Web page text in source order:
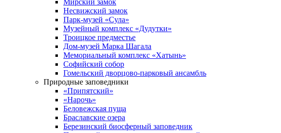
Мирский замок
Несвижский замок
Парк-музей «Сула»
Музейный комплекс «Дудутки»
Троицкое предместье
Дом-музей Марка Шагала
Мемориальный комплекс «Хатынь»
Софийский собор
Гомельский дворцово-парковый ансамбль
Природные заповедники
«Припятский»
«Нарочь»
Беловежская пуща
Браславские озера
Березинский биосферный заповедник